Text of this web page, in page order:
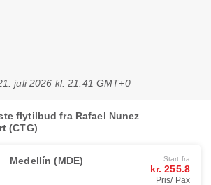
juli 2026 kl. 21.41 GMT+0
flytilbud fra Rafael Nunez
(CTG)
Medellín (MDE) Start fra
kr. 255.8
Pris/ Pax